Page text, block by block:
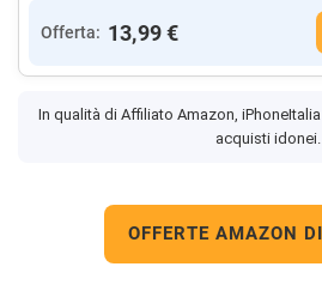
Offerta: 13,99 €
In qualità di Affiliato Amazon,
acquisti idonei.
OFFERTE AMAZON